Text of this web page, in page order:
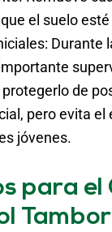
el suelo
Durante
de
pero evita el
jóvenes.
para el